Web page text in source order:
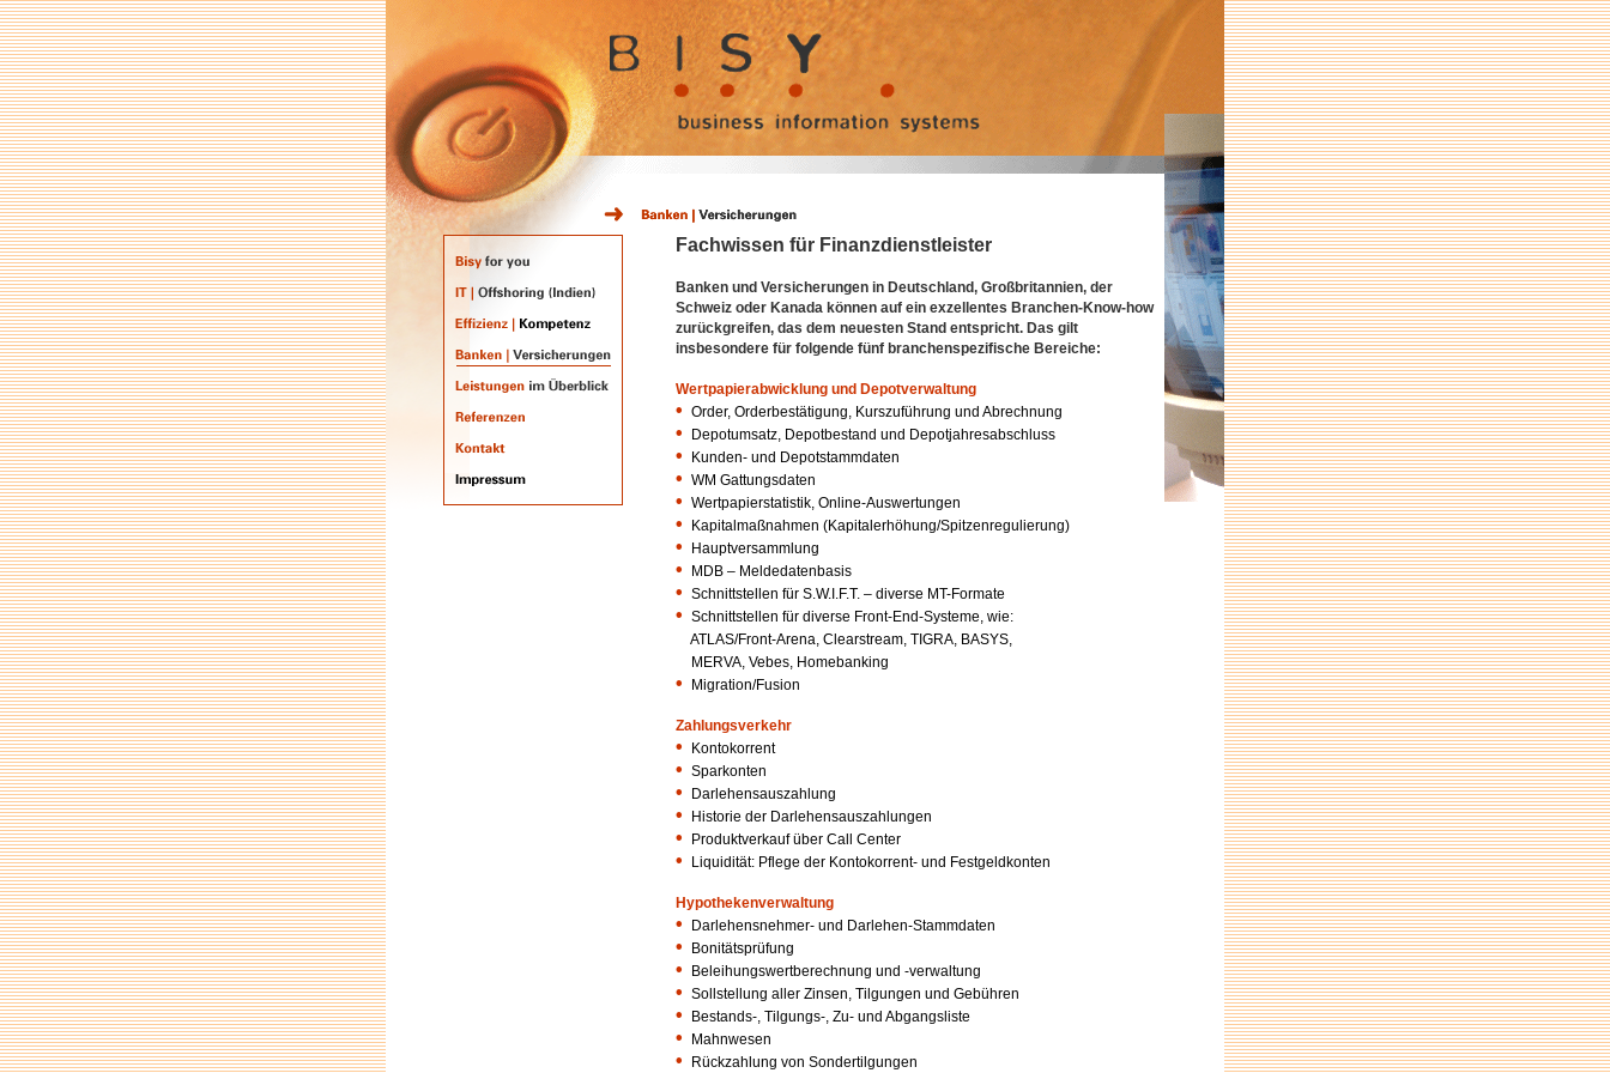
Fachwissen für Finanzdienstleister
Banken und Versicherungen in Deutschland, Großbritannien, der
Schweiz oder Kanada können auf ein exzellentes Branchen-Know-how
zurückgreifen, das dem neuesten Stand entspricht. Das gilt
insbesondere für folgende fünf branchenspezifische Bereiche:
Wertpapierabwicklung und Depotverwaltung
• Order, Orderbestätigung, Kurszuführung und Abrechnung
• Depotumsatz, Depotbestand und Depotjahresabschluss
• Kunden- und Depotstammdaten
• WM Gattungsdaten
• Wertpapierstatistik, Online-Auswertungen
• Kapitalmaßnahmen (Kapitalerhöhung/Spitzenregulierung)
• Hauptversammlung
• MDB – Meldedatenbasis
• Schnittstellen für S.W.I.F.T. – diverse MT-Formate
• Schnittstellen für diverse Front-End-Systeme, wie:
ATLAS/Front-Arena, Clearstream, TIGRA, BASYS,
MERVA, Vebes, Homebanking
• Migration/Fusion
Zahlungsverkehr
• Kontokorrent
• Sparkonten
• Darlehensauszahlung
• Historie der Darlehensauszahlungen
• Produktverkauf über Call Center
• Liquidität: Pflege der Kontokorrent- und Festgeldkonten
Hypothekenverwaltung
• Darlehensnehmer- und Darlehen-Stammdaten
• Bonitätsprüfung
• Beleihungswertberechnung und -verwaltung
• Sollstellung aller Zinsen, Tilgungen und Gebühren
• Bestands-, Tilgungs-, Zu- und Abgangsliste
• Mahnwesen
• Rückzahlung von Sondertilgungen